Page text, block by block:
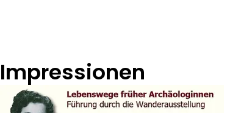
Impressionen